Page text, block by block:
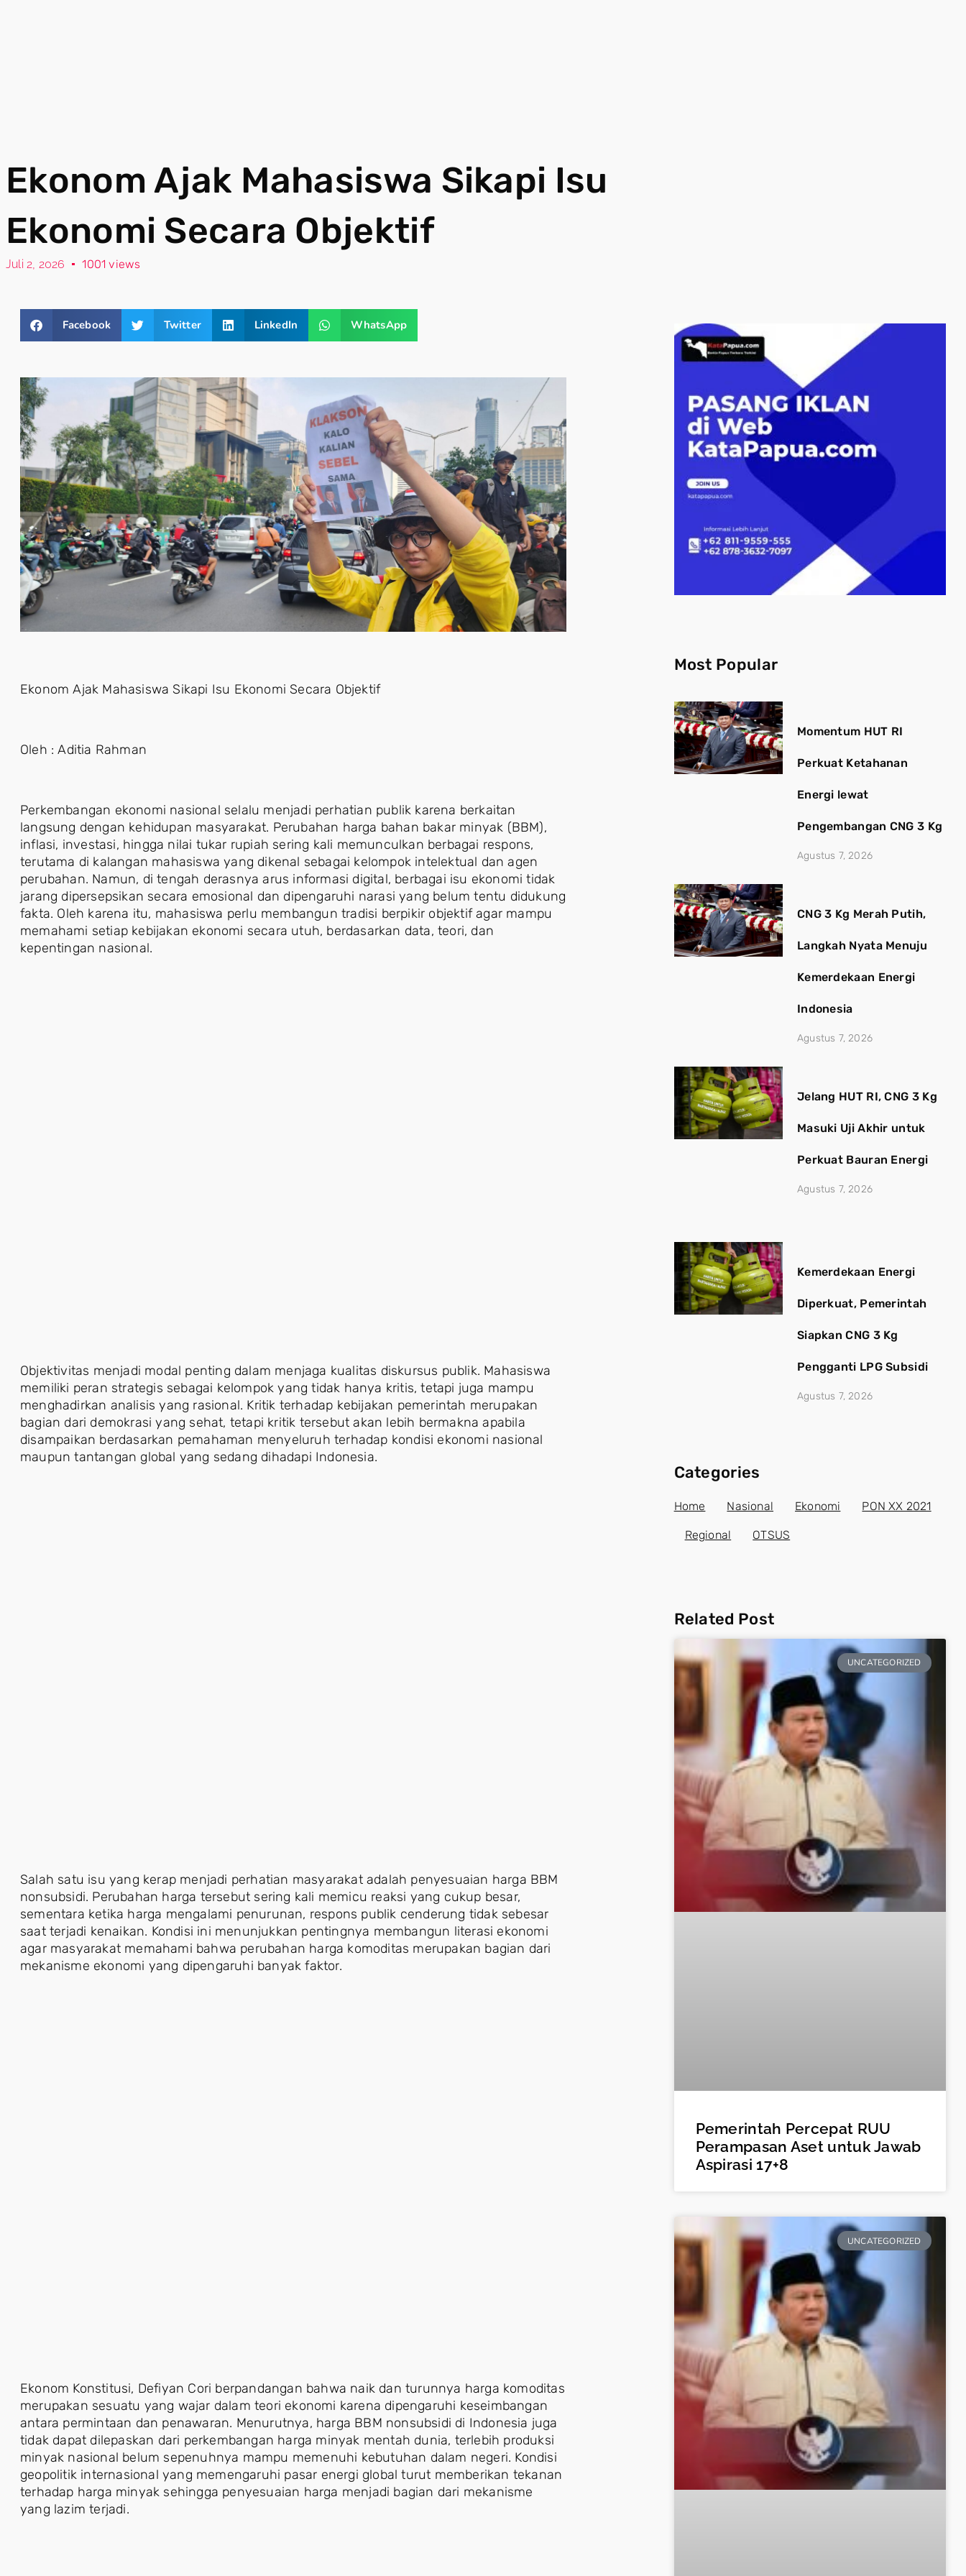
Ekonom Ajak Mahasiswa Sikapi Isu
Ekonomi Secara Objektif
Juli 2, 2026 1001 views
Facebook Twitter LinkedIn WhatsApp
Ekonom Ajak Mahasiswa Sikapi Isu Ekonomi Secara Objektif
Oleh : Aditia Rahman
Perkembangan ekonomi nasional selalu menjadi perhatian publik karena berkaitan
langsung dengan kehidupan masyarakat. Perubahan harga bahan bakar minyak (BBM),
inflasi, investasi, hingga nilai tukar rupiah sering kali memunculkan berbagai respons,
terutama di kalangan mahasiswa yang dikenal sebagai kelompok intelektual dan agen
perubahan. Namun, di tengah derasnya arus informasi digital, berbagai isu ekonomi tidak
jarang dipersepsikan secara emosional dan dipengaruhi narasi yang belum tentu didukung
fakta. Oleh karena itu, mahasiswa perlu membangun tradisi berpikir objektif agar mampu
memahami setiap kebijakan ekonomi secara utuh, berdasarkan data, teori, dan
kepentingan nasional.
Objektivitas menjadi modal penting dalam menjaga kualitas diskursus publik. Mahasiswa
memiliki peran strategis sebagai kelompok yang tidak hanya kritis, tetapi juga mampu
menghadirkan analisis yang rasional. Kritik terhadap kebijakan pemerintah merupakan
bagian dari demokrasi yang sehat, tetapi kritik tersebut akan lebih bermakna apabila
disampaikan berdasarkan pemahaman menyeluruh terhadap kondisi ekonomi nasional
maupun tantangan global yang sedang dihadapi Indonesia.
Salah satu isu yang kerap menjadi perhatian masyarakat adalah penyesuaian harga BBM
nonsubsidi. Perubahan harga tersebut sering kali memicu reaksi yang cukup besar,
sementara ketika harga mengalami penurunan, respons publik cenderung tidak sebesar
saat terjadi kenaikan. Kondisi ini menunjukkan pentingnya membangun literasi ekonomi
agar masyarakat memahami bahwa perubahan harga komoditas merupakan bagian dari
mekanisme ekonomi yang dipengaruhi banyak faktor.
Ekonom Konstitusi, Defiyan Cori berpandangan bahwa naik dan turunnya harga komoditas
merupakan sesuatu yang wajar dalam teori ekonomi karena dipengaruhi keseimbangan
antara permintaan dan penawaran. Menurutnya, harga BBM nonsubsidi di Indonesia juga
tidak dapat dilepaskan dari perkembangan harga minyak mentah dunia, terlebih produksi
minyak nasional belum sepenuhnya mampu memenuhi kebutuhan dalam negeri. Kondisi
geopolitik internasional yang memengaruhi pasar energi global turut memberikan tekanan
terhadap harga minyak sehingga penyesuaian harga menjadi bagian dari mekanisme
yang lazim terjadi.
Most Popular
Momentum HUT RI
Perkuat Ketahanan
Energi lewat
Pengembangan CNG 3 Kg
Agustus 7, 2026
CNG 3 Kg Merah Putih,
Langkah Nyata Menuju
Kemerdekaan Energi
Indonesia
Agustus 7, 2026
Jelang HUT RI, CNG 3 Kg
Masuki Uji Akhir untuk
Perkuat Bauran Energi
Agustus 7, 2026
Kemerdekaan Energi
Diperkuat, Pemerintah
Siapkan CNG 3 Kg
Pengganti LPG Subsidi
Agustus 7, 2026
Categories
Home Nasional Ekonomi PON XX 2021
Regional OTSUS
Related Post
UNCATEGORIZED
Pemerintah Percepat RUU
Perampasan Aset untuk Jawab
Aspirasi 17+8
UNCATEGORIZED